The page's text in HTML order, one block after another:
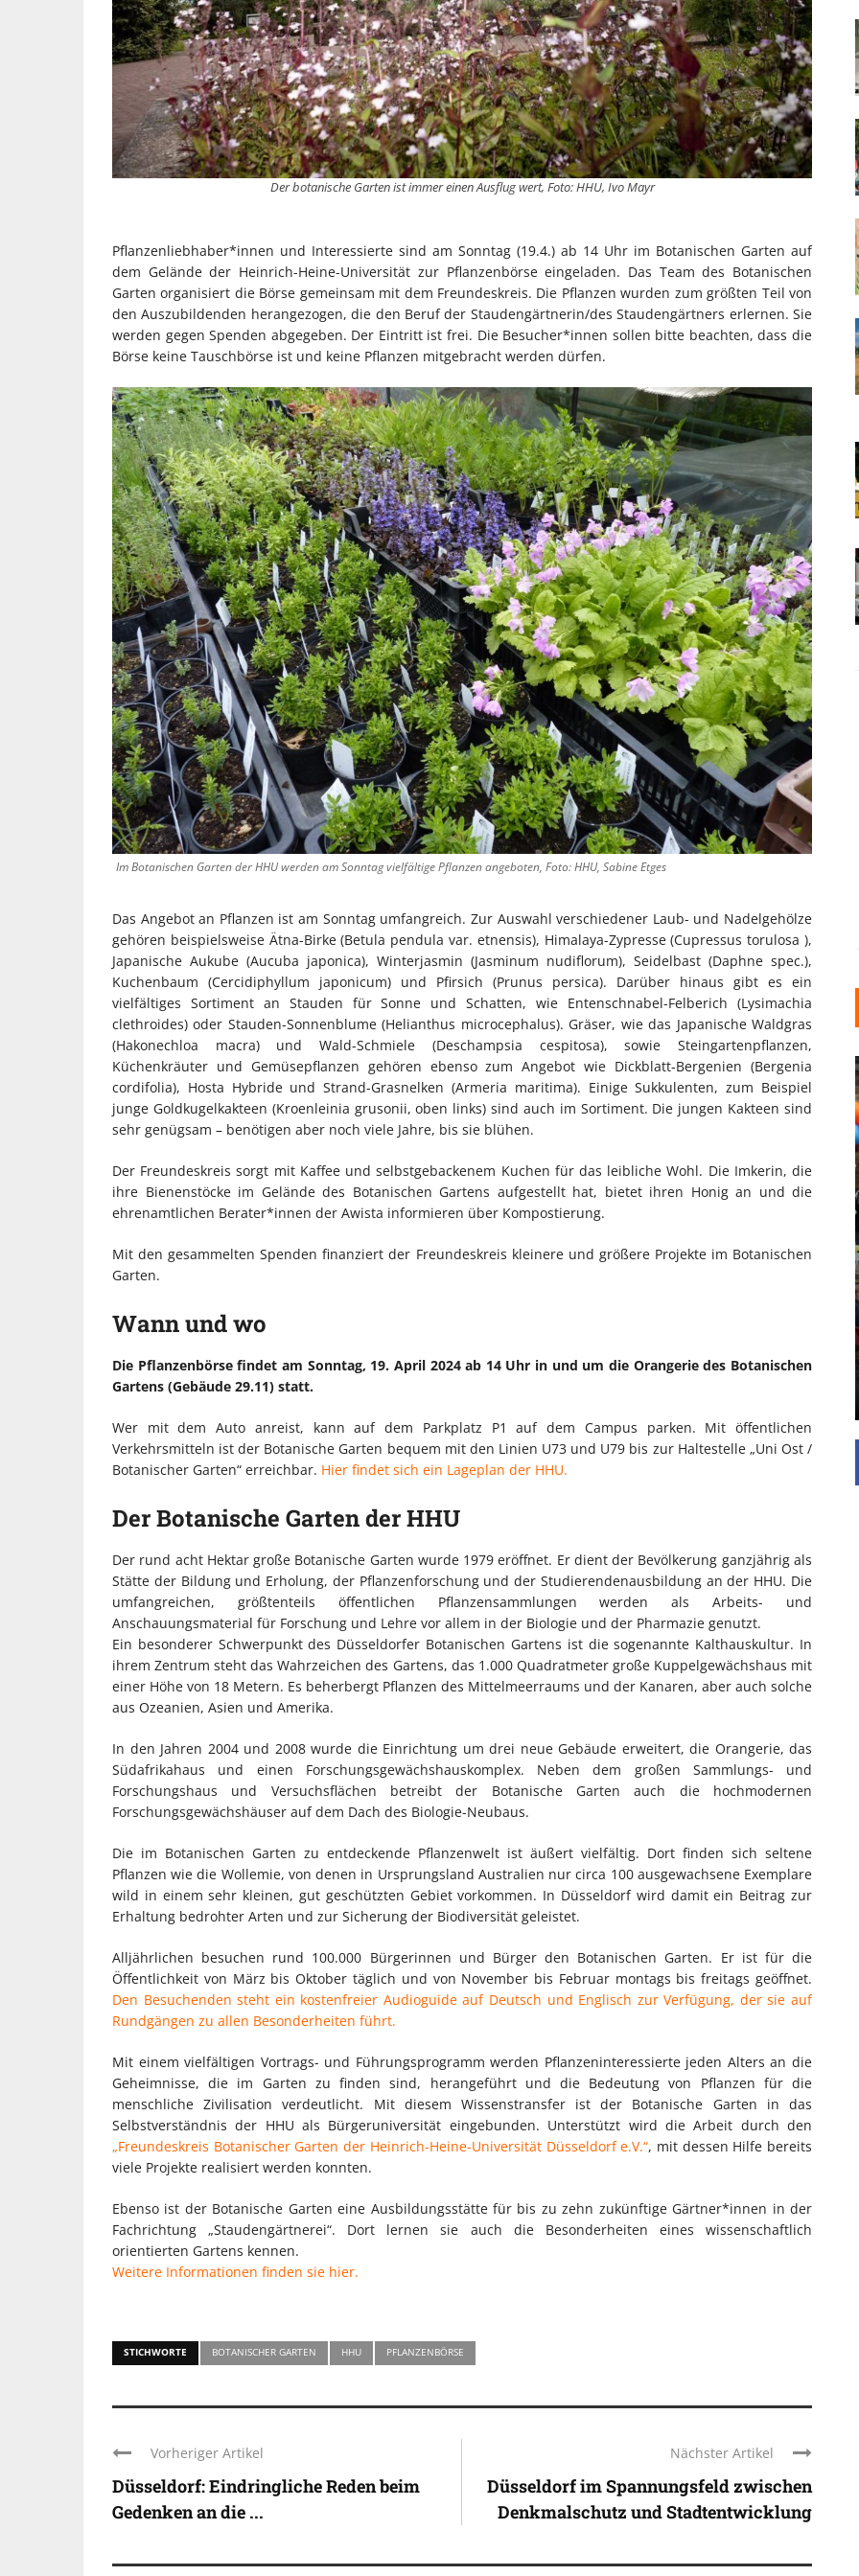
Der botanische Garten ist immer einen Ausflug wert, Foto: HHU, Ivo Mayr
Pflanzenliebhaber*innen und Interessierte sind am Sonntag (19.4.) ab 14 Uhr im Botanischen Garten auf
dem Gelände der Heinrich-Heine-Universität zur Pflanzenbörse eingeladen. Das Team des Botanischen
Garten organisiert die Börse gemeinsam mit dem Freundeskreis. Die Pflanzen wurden zum größten Teil von
den Auszubildenden herangezogen, die den Beruf der Staudengärtnerin/des Staudengärtners erlernen. Sie
werden gegen Spenden abgegeben. Der Eintritt ist frei. Die Besucher*innen sollen bitte beachten, dass die
Börse keine Tauschbörse ist und keine Pflanzen mitgebracht werden dürfen.
Im Botanischen Garten der HHU werden am Sonntag vielfältige Pflanzen angeboten, Foto: HHU, Sabine Etges
Das Angebot an Pflanzen ist am Sonntag umfangreich. Zur Auswahl verschiedener Laub- und Nadelgehölze
gehören beispielsweise Ätna-Birke (Betula pendula var. etnensis), Himalaya-Zypresse (Cupressus torulosa ),
Japanische Aukube (Aucuba japonica), Winterjasmin (Jasminum nudiflorum), Seidelbast (Daphne spec.),
Kuchenbaum (Cercidiphyllum japonicum) und Pfirsich (Prunus persica). Darüber hinaus gibt es ein
vielfältiges Sortiment an Stauden für Sonne und Schatten, wie Entenschnabel-Felberich (Lysimachia
clethroides) oder Stauden-Sonnenblume (Helianthus microcephalus). Gräser, wie das Japanische Waldgras
(Hakonechloa macra) und Wald-Schmiele (Deschampsia cespitosa), sowie Steingartenpflanzen,
Küchenkräuter und Gemüsepflanzen gehören ebenso zum Angebot wie Dickblatt-Bergenien (Bergenia
cordifolia), Hosta Hybride und Strand-Grasnelken (Armeria maritima). Einige Sukkulenten, zum Beispiel
junge Goldkugelkakteen (Kroenleinia grusonii, oben links) sind auch im Sortiment. Die jungen Kakteen sind
sehr genügsam – benötigen aber noch viele Jahre, bis sie blühen.
Der Freundeskreis sorgt mit Kaffee und selbstgebackenem Kuchen für das leibliche Wohl. Die Imkerin, die
ihre Bienenstöcke im Gelände des Botanischen Gartens aufgestellt hat, bietet ihren Honig an und die
ehrenamtlichen Berater*innen der Awista informieren über Kompostierung.
Mit den gesammelten Spenden finanziert der Freundeskreis kleinere und größere Projekte im Botanischen
Garten.
Wann und wo
Die Pflanzenbörse findet am Sonntag, 19. April 2024 ab 14 Uhr in und um die Orangerie des Botanischen
Gartens (Gebäude 29.11) statt.
Wer mit dem Auto anreist, kann auf dem Parkplatz P1 auf dem Campus parken. Mit öffentlichen
Verkehrsmitteln ist der Botanische Garten bequem mit den Linien U73 und U79 bis zur Haltestelle „Uni Ost /
Botanischer Garten“ erreichbar. Hier findet sich ein Lageplan der HHU.
Der Botanische Garten der HHU
Der rund acht Hektar große Botanische Garten wurde 1979 eröffnet. Er dient der Bevölkerung ganzjährig als
Stätte der Bildung und Erholung, der Pflanzenforschung und der Studierendenausbildung an der HHU. Die
umfangreichen, größtenteils öffentlichen Pflanzensammlungen werden als Arbeits- und
Anschauungsmaterial für Forschung und Lehre vor allem in der Biologie und der Pharmazie genutzt.
Ein besonderer Schwerpunkt des Düsseldorfer Botanischen Gartens ist die sogenannte Kalthauskultur. In
ihrem Zentrum steht das Wahrzeichen des Gartens, das 1.000 Quadratmeter große Kuppelgewächshaus mit
einer Höhe von 18 Metern. Es beherbergt Pflanzen des Mittelmeerraums und der Kanaren, aber auch solche
aus Ozeanien, Asien und Amerika.
In den Jahren 2004 und 2008 wurde die Einrichtung um drei neue Gebäude erweitert, die Orangerie, das
Südafrikahaus und einen Forschungsgewächshauskomplex. Neben dem großen Sammlungs- und
Forschungshaus und Versuchsflächen betreibt der Botanische Garten auch die hochmodernen
Forschungsgewächshäuser auf dem Dach des Biologie-Neubaus.
Die im Botanischen Garten zu entdeckende Pflanzenwelt ist äußert vielfältig. Dort finden sich seltene
Pflanzen wie die Wollemie, von denen in Ursprungsland Australien nur circa 100 ausgewachsene Exemplare
wild in einem sehr kleinen, gut geschützten Gebiet vorkommen. In Düsseldorf wird damit ein Beitrag zur
Erhaltung bedrohter Arten und zur Sicherung der Biodiversität geleistet.
Alljährlichen besuchen rund 100.000 Bürgerinnen und Bürger den Botanischen Garten. Er ist für die
Öffentlichkeit von März bis Oktober täglich und von November bis Februar montags bis freitags geöffnet.
Den Besuchenden steht ein kostenfreier Audioguide auf Deutsch und Englisch zur Verfügung, der sie auf
Rundgängen zu allen Besonderheiten führt.
Mit einem vielfältigen Vortrags- und Führungsprogramm werden Pflanzeninteressierte jeden Alters an die
Geheimnisse, die im Garten zu finden sind, herangeführt und die Bedeutung von Pflanzen für die
menschliche Zivilisation verdeutlicht. Mit diesem Wissenstransfer ist der Botanische Garten in das
Selbstverständnis der HHU als Bürgeruniversität eingebunden. Unterstützt wird die Arbeit durch den
„Freundeskreis Botanischer Garten der Heinrich-Heine-Universität Düsseldorf e.V.“, mit dessen Hilfe bereits
viele Projekte realisiert werden konnten.
Ebenso ist der Botanische Garten eine Ausbildungsstätte für bis zu zehn zukünftige Gärtner*innen in der
Fachrichtung „Staudengärtnerei“. Dort lernen sie auch die Besonderheiten eines wissenschaftlich
orientierten Gartens kennen.
Weitere Informationen finden sie hier.
STICHWORTE BOTANISCHER GARTEN HHU PFLANZENBÖRSE
Vorheriger Artikel
Düsseldorf: Eindringliche Reden beim
Gedenken an die ...
Nächster Artikel
Düsseldorf im Spannungsfeld zwischen
Denkmalschutz und Stadtentwicklung
INDUSTRIELLER CHIC: WIE
KUNSTSTOFFFENSTER DEN
LOFT-STIL IN IHREM
EINFAMILIENHAUS
mit rustikalen Elementen und großen